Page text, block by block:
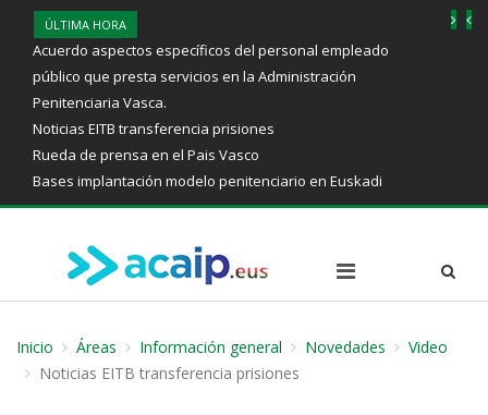
ÚLTIMA HORA
Acuerdo aspectos específicos del personal empleado
público que presta servicios en la Administración
Penitenciaria Vasca.
Noticias EITB transferencia prisiones
Rueda de prensa en el Pais Vasco
Bases implantación modelo penitenciario en Euskadi
Inicio Áreas Información general Novedades
Video
Noticias EITB transferencia prisiones